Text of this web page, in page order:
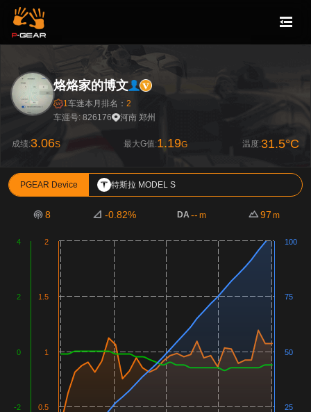
烙烙家的博文
1车迷本月排名： 2
车涯号: 826176
河南 郑州
成绩:3.06S 最大G值:1.19G 温度:31.5°C
PGEAR Device 特斯拉 MODEL S
8 -0.82% DA-- m 97 m
0.5
1
1.5
2
-2
0
2
4
25
50
75
100